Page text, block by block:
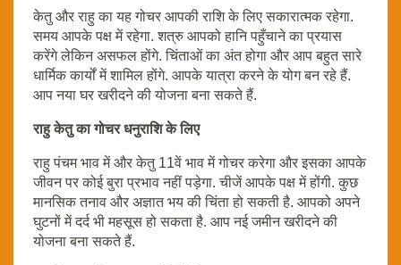
केतु और राहु का यह गोचर आपकी राशि के लिए सकारात्मक रहेगा.
समय आपके पक्ष में रहेगा. शत्रु आपको हानि पहुँचाने का प्रयास
करेंगे लेकिन असफल होंगे. चिंताओं का अंत होगा और आप बहुत सारे
धार्मिक कार्यों में शामिल होंगे. आपके यात्रा करने के योग बन रहे हैं.
आप नया घर खरीदने की योजना बना सकते हैं.
राहु केतु का गोचर धनुराशि के लिए
राहु पंचम भाव में और केतु 11वें भाव में गोचर करेगा और इसका आपके
जीवन पर कोई बुरा प्रभाव नहीं पड़ेगा. चीजें आपके पक्ष में होंगी. कुछ
मानसिक तनाव और अज्ञात भय की चिंता हो सकती है. आपको अपने
घुटनों में दर्द भी महसूस हो सकता है. आप नई जमीन खरीदने की
योजना बना सकते हैं.